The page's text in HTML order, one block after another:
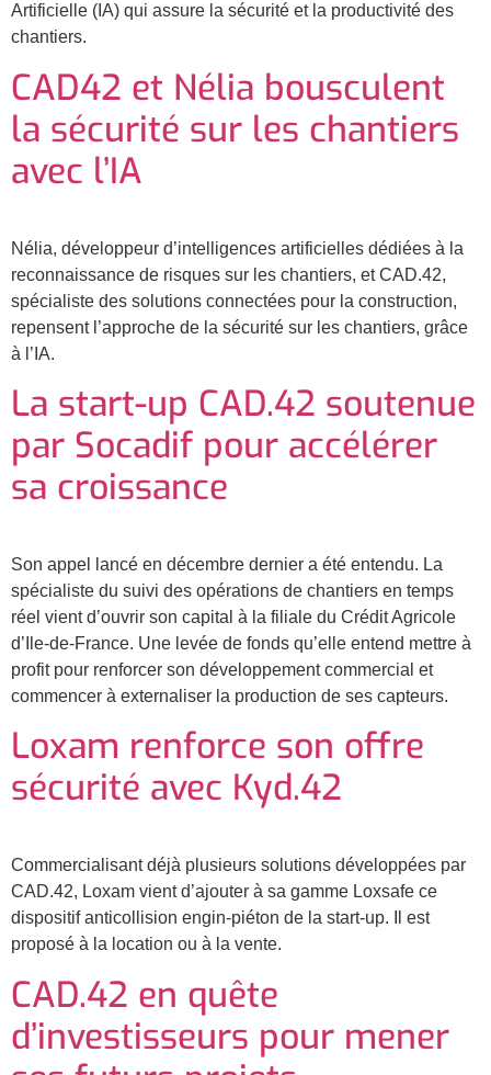
Artificielle (IA) qui assure la sécurité et la productivité des
chantiers.
CAD42 et Nélia bousculent
la sécurité sur les chantiers
avec l’IA
Nélia, développeur d’intelligences artificielles dédiées à la
reconnaissance de risques sur les chantiers, et CAD.42,
spécialiste des solutions connectées pour la construction,
repensent l’approche de la sécurité sur les chantiers, grâce
à l’IA.
La start-up CAD.42 soutenue
par Socadif pour accélérer
sa croissance
Son appel lancé en décembre dernier a été entendu. La
spécialiste du suivi des opérations de chantiers en temps
réel vient d’ouvrir son capital à la filiale du Crédit Agricole
d’Ile-de-France. Une levée de fonds qu’elle entend mettre à
profit pour renforcer son développement commercial et
commencer à externaliser la production de ses capteurs.
Loxam renforce son offre
sécurité avec Kyd.42
Commercialisant déjà plusieurs solutions développées par
CAD.42, Loxam vient d’ajouter à sa gamme Loxsafe ce
dispositif anticollision engin-piéton de la start-up. Il est
proposé à la location ou à la vente.
CAD.42 en quête
d’investisseurs pour mener